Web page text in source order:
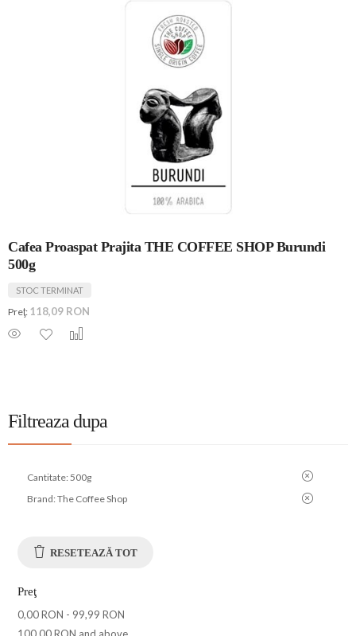
Cafea Proaspat Prajita THE COFFEE SHOP Burundi
500g
STOC TERMINAT
Preţ: 118,09 RON
Filtreaza dupa
Cantitate: 500g
Brand: The Coffee Shop
RESETEAZĂ TOT
Preţ
0,00 RON - 99,99 RON